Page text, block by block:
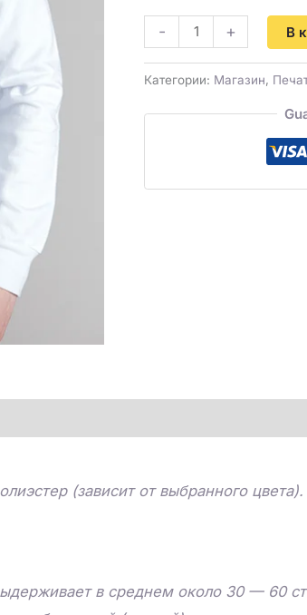
- + В
Категории: Магазин,
(зависит от выбранного
в среднем около 30 — 60